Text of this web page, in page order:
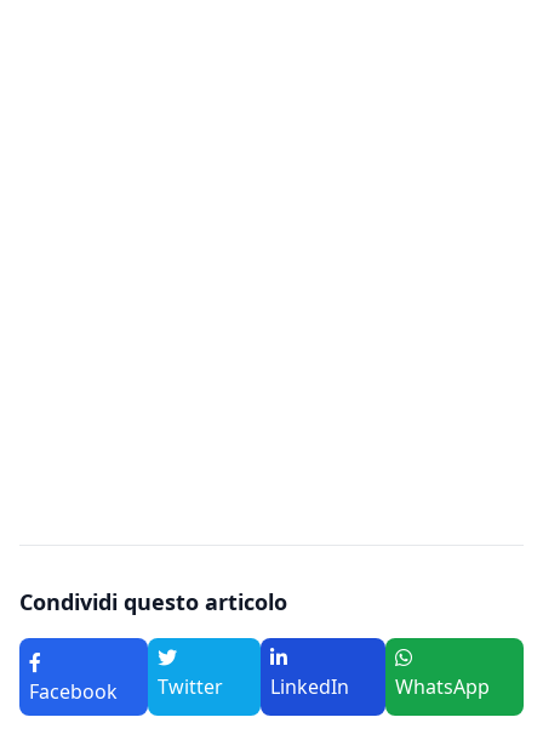
Condividi questo articolo
Facebook Twitter LinkedIn WhatsApp